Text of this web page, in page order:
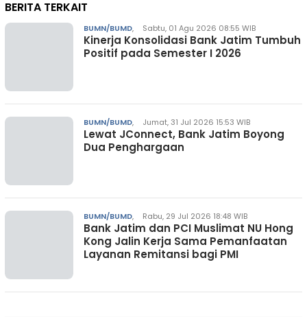
BERITA TERKAIT
BUMN/BUMD, Sabtu, 01 Agu 2026 08:55 WIB
Kinerja Konsolidasi Bank Jatim Tumbuh
Positif pada Semester I 2026
BUMN/BUMD, Jumat, 31 Jul 2026 15:53 WIB
Lewat JConnect, Bank Jatim Boyong
Dua Penghargaan
BUMN/BUMD, Rabu, 29 Jul 2026 18:48 WIB
Bank Jatim dan PCI Muslimat NU Hong
Kong Jalin Kerja Sama Pemanfaatan
Layanan Remitansi bagi PMI